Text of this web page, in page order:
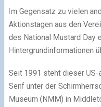
Im Gegensatz zu vielen
Aktionstagen aus den
des National Mustard Day
Hintergrundinformationen
Seit 1991 steht dieser US-
Senf unter der
Museum (NMM) in